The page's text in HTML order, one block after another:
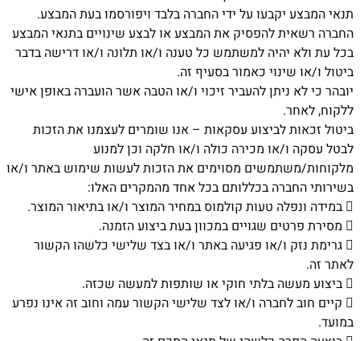
תנאי המבצע יקבעו על ידי החברה בלבד ויפורסמו בעת המבצע.
החברה רשאית להפסיק את המבצע או לבצע שינויים בתנאי המבצע
בכל עת ולא יהיה למשתמש כל טענה ו/או תלונה ו/או דרישה בדבר
ביטול ו/או שינוי כאמור בסעיף זה.
יובהר כי לא ניתן להעביר זיכוי ו/או הטבה אשר הועברה באופן אישי
ללקוח, לאחר.
ביטול זכאות לביצוע עסקאות – אנו שומרים לעצמנו את הזכות
לבטל עסקה ו/או מכירה כולה ו/או חלקה וכן למנוע
מלקוחות/משתמשים מסוימים את הזכות לעשות שימוש באתר ו/או
בשירותי החברה בכללותם בכל אחד מהמקרים האלו:
 במידה ונפלה טעות קולמוס במחיר המוצר ו/או בתיאור המוצר.
 מסירת פרטים שגויים במכוון בעת ביצוע הזמנה.
 גרימת נזק ו/או פגיעה באתר ו/או בצד שלישי כלשהו הקשור
לאתר זה.
 ביצוע מעשה בלתי חוקי או שותפות למעשה שכזה.
 קיים חוב לחברה ו/או לצד שלישי הקשור עמה וחוב זה אינו נפרע
במועד.